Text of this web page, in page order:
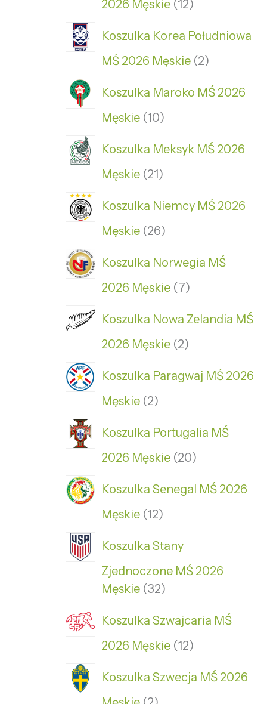
2026 Męskie 12
Koszulka Korea Południowa
MŚ 2026 Męskie 2
Koszulka Maroko MŚ 2026
Męskie 10
Koszulka Meksyk MŚ 2026
Męskie 21
Koszulka Niemcy MŚ 2026
Męskie 26
Koszulka Norwegia MŚ
2026 Męskie 7
Koszulka Nowa Zelandia MŚ
2026 Męskie 2
Koszulka Paragwaj MŚ 2026
Męskie 2
Koszulka Portugalia MŚ
2026 Męskie 20
Koszulka Senegal MŚ 2026
Męskie 12
Koszulka Stany
Zjednoczone MŚ 2026
Męskie 32
Koszulka Szwajcaria MŚ
2026 Męskie 12
Koszulka Szwecja MŚ 2026